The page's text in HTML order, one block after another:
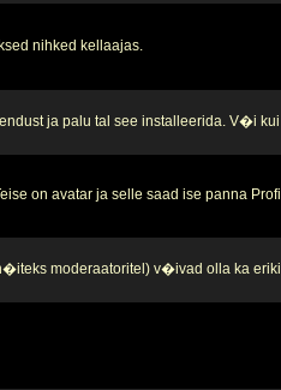
nihked kellaajas.
ja palu tal see installeerida. V�i
on avatar ja selle saad ise panna
moderaatoritel) v�ivad olla ka